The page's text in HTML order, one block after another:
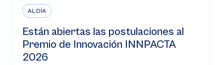
AL DÍA
Están abiertas las postulaciones al
Premio de Innovación INNPACTA
2026